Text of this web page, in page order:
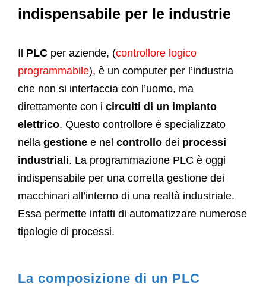
indispensabile per le industrie
Il PLC per aziende, (controllore logico
programmabile), è un computer per l’industria
che non si interfaccia con l’uomo, ma
direttamente con i circuiti di un impianto
elettrico. Questo controllore è specializzato
nella gestione e nel controllo dei processi
industriali. La programmazione PLC è oggi
indispensabile per una corretta gestione dei
macchinari all’interno di una realtà industriale.
Essa permette infatti di automatizzare numerose
tipologie di processi.
La composizione di un PLC